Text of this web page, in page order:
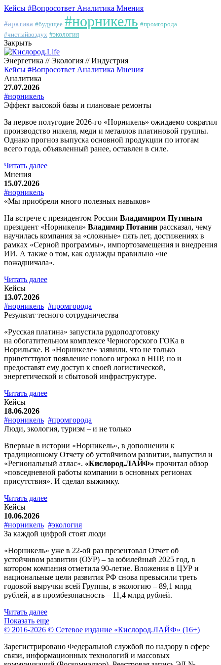
Кейсы #Вопросответ Аналитика Мнения
#арктика #будущее #норникель #промгорода
#чистыйвоздух #экология
Закрыть
Энергетика // Экология // Индустрия
Кейсы #Вопросответ Аналитика Мнения
Аналитика
27.07.2026
#норникель
Эффект высокой базы и плановые ремонты
За первое полугодие 2026-го «Норникель» ожидаемо сократил
производство никеля, меди и металлов платиновой группы.
Однако прогноз выпуска основной продукции по итогам
всего года, объявленный ранее, оставлен в силе.
Читать далее
Мнения
15.07.2026
#норникель
«Мы приобрели много полезных навыков»
На встрече с президентом России Владимиром Путиным
президент «Норникеля» Владимир Потанин рассказал, чему
научилась компания за «сложные» пять лет, достижениях в
рамках «Серной программы», импортозамещения и внедрения
ИИ. А также о том, как однажды правильно «не
пожадничала».
Читать далее
Кейсы
13.07.2026
#норникель #промгорода
Результат тесного сотрудничества
«Русская платина» запустила рудоподготовку
на обогатительном комплексе Черногорского ГОКа в
Норильске. В «Норникеле» заявили, что не только
приветствуют появление нового игрока в НПР, но и
предоставят ему доступ к своей логистической,
энергетической и сбытовой инфраструктуре.
Читать далее
Кейсы
18.06.2026
#норникель #промгорода
Люди, экология, туризм – и не только
Впервые в истории «Норникель», в дополнении к
традиционному Отчету об устойчивом развитии, выпустил и
«Региональный атлас». «Кислород.ЛАЙФ» прочитал обзор
«повседневной работы компании в основных регионах
присутствия». И сделал выжимку.
Читать далее
Кейсы
10.06.2026
#норникель #экология
За каждой цифрой стоят люди
«Норникель» уже в 22-ой раз презентовал Отчет об
устойчивом развитии (ОУР) – за юбилейный 2025 год, в
котором компания отметила 90-летие. Вложения в ЦУР и
национальные цели развития РФ снова превысили треть
годовой выручки всей Группы, в экологию – 89,1 млрд
рублей, а в промбезопасность – 11,4 млрд рублей.
Читать далее
Показать еще
© 2016-2026 © Сетевое издание «Кислород.ЛАЙФ» (16+)
Зарегистрировано Федеральной службой по надзору в сфере
связи, информационных технологий и массовых